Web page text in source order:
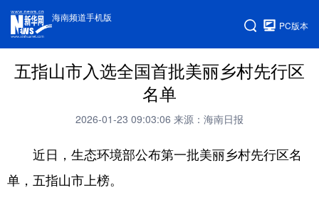
海南频道手机版
PC版本
五指山市入选全国首批美丽乡村先行区
名单
2026-01-23 09:03:06 来源：海南日报
近日，生态环境部公布第一批美丽乡村先行区名
单，五指山市上榜。